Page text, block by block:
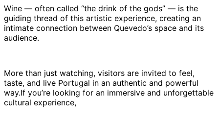
Wine — often called “the drink of the gods” — is the
guiding thread of this artistic experience, creating an
intimate connection between Quevedo’s space and its
audience.
More than just watching, visitors are invited to feel,
taste, and live Portugal in an authentic and powerful
way.If you’re looking for an immersive and unforgettable
cultural experience,